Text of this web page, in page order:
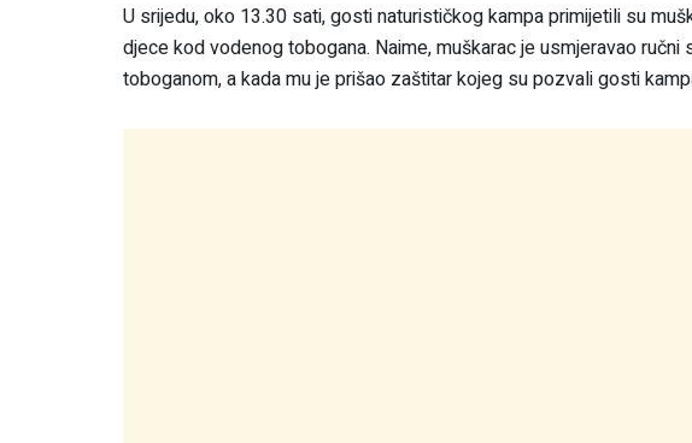
U srijedu, oko 13.30 sati, gosti naturističkog kampa primijetili su
djece kod vodenog tobogana. Naime, muškarac je usmjeravao
toboganom, a kada mu je prišao zaštitar kojeg su pozvali gosti